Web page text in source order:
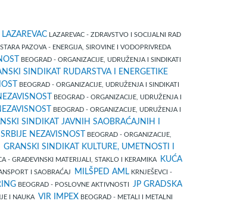
LAZAREVAC - ZDRAVSTVO I SOCIJALNI RAD
STARA PAZOVA - ENERGIJA, SIROVINE I VODOPRIVREDA
BEOGRAD - ORGANIZACIJE, UDRUŽENJA I SINDIKATI
SINDIKAT RUDARSTVA I ENERGETIKE
BEOGRAD - ORGANIZACIJE, UDRUŽENJA I SINDIKATI
BEOGRAD - ORGANIZACIJE, UDRUŽENJA I
BEOGRAD - ORGANIZACIJE, UDRUŽENJA I
SINDIKAT JAVNIH SAOBRAĆAJNIH I
NEZAVISNOST
BEOGRAD - ORGANIZACIJE,
GRANSKI SINDIKAT KULTURE, UMETNOSTI I
- GRAĐEVINSKI MATERIJALI, STAKLO I KERAMIKA
KUĆA
I SAOBRAĆAJ MILŠPED AML KRNJEŠEVCI -
BEOGRAD - POSLOVNE AKTIVNOSTI
JP GRADSKA
I NAUKA VIR IMPEX BEOGRAD - METALI I METALNI